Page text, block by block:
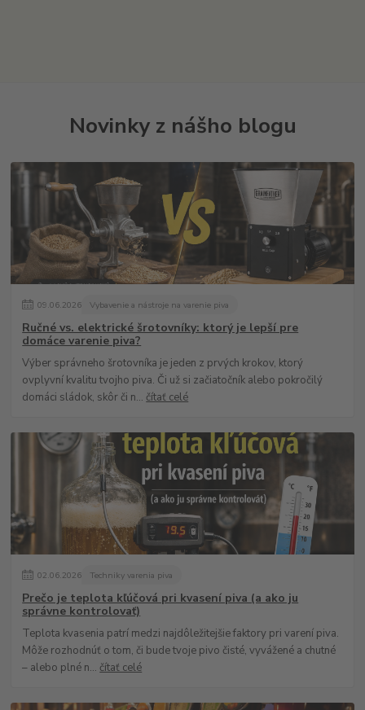
Novinky z nášho blogu
09.06.2026 Vybavenie a nástroje na varenie piva
Ručné vs. elektrické šrotovníky: ktorý je lepší pre
domáce varenie piva?
Výber správneho šrotovníka je jeden z prvých krokov, ktorý
ovplyvní kvalitu tvojho piva. Či už si začiatočník alebo pokročilý
domáci sládok, skôr či n... čítať celé
02.06.2026 Techniky varenia piva
Prečo je teplota kľúčová pri kvasení piva (a ako ju
správne kontrolovať)
Teplota kvasenia patrí medzi najdôležitejšie faktory pri varení piva.
Môže rozhodnúť o tom, či bude tvoje pivo čisté, vyvážené a chutné
– alebo plné n... čítať celé